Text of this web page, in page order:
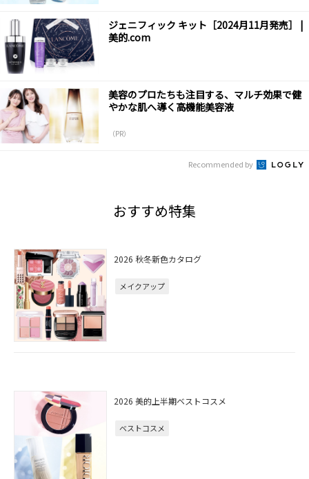
ジェニフィック キット［2024月11月発売］ |
美的.com
美容のプロたちも注目する、マルチ効果で健
やかな肌へ導く高機能美容液
（PR）
Recommended by
おすすめ特集
2026 秋冬新色カタログ
メイクアップ
2026 美的上半期ベストコスメ
ベストコスメ